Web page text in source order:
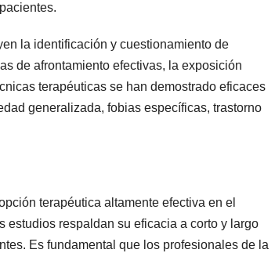
la identificación y cuestionamiento de
de afrontamiento efectivas, la exposición
terapéuticas se han demostrado eficaces
generalizada, fobias específicas, trastorno
terapéutica altamente efectiva en el
estudios respaldan su eficacia a corto y largo
Es fundamental que los profesionales de la